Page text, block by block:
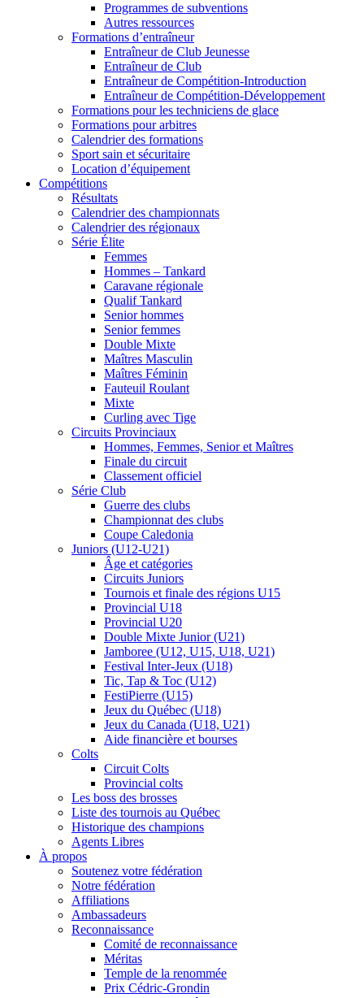
Programmes de subventions
Autres ressources
Formations d’entraîneur
Entraîneur de Club Jeunesse
Entraîneur de Club
Entraîneur de Compétition-Introduction
Entraîneur de Compétition-Développement
Formations pour les techniciens de glace
Formations pour arbitres
Calendrier des formations
Sport sain et sécuritaire
Location d’équipement
Compétitions
Résultats
Calendrier des championnats
Calendrier des régionaux
Série Élite
Femmes
Hommes – Tankard
Caravane régionale
Qualif Tankard
Senior hommes
Senior femmes
Double Mixte
Maîtres Masculin
Maîtres Féminin
Fauteuil Roulant
Mixte
Curling avec Tige
Circuits Provinciaux
Hommes, Femmes, Senior et Maîtres
Finale du circuit
Classement officiel
Série Club
Guerre des clubs
Championnat des clubs
Coupe Caledonia
Juniors (U12-U21)
Âge et catégories
Circuits Juniors
Tournois et finale des régions U15
Provincial U18
Provincial U20
Double Mixte Junior (U21)
Jamboree (U12, U15, U18, U21)
Festival Inter-Jeux (U18)
Tic, Tap & Toc (U12)
FestiPierre (U15)
Jeux du Québec (U18)
Jeux du Canada (U18, U21)
Aide financière et bourses
Colts
Circuit Colts
Provincial colts
Les boss des brosses
Liste des tournois au Québec
Historique des champions
Agents Libres
À propos
Soutenez votre fédération
Notre fédération
Affiliations
Ambassadeurs
Reconnaissance
Comité de reconnaissance
Méritas
Temple de la renommée
Prix Cédric-Grondin